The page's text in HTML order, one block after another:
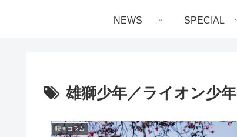
NEWS SPECIAL
雄獅少年／ライオン少年
映画コラム